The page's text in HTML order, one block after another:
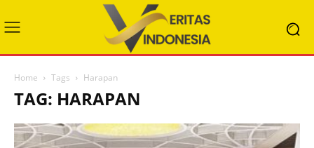
Home Tags Harapan
TAG: HARAPAN